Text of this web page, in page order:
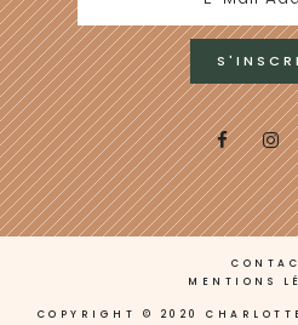
MENTIONS
COPYRIGHT © 2020